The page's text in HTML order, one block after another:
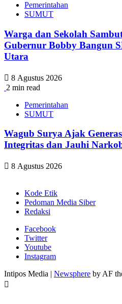
Pemerintahan
SUMUT
Warga dan Sekolah
Gubernur Bobby Bangun
Utara
8 Agustus 2026
2 min read
Pemerintahan
SUMUT
Wagub Surya Ajak
Integritas dan Jauhi
8 Agustus 2026
Kode Etik
Pedoman Media Siber
Redaksi
Facebook
Twitter
Youtube
Instagram
Intipos Media | Newsphere by AF